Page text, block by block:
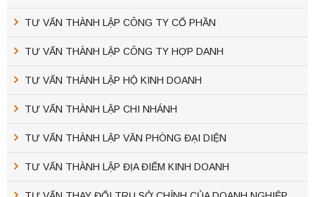
TƯ VẤN THÀNH LẬP CÔNG TY CỔ PHẦN
TƯ VẤN THÀNH LẬP CÔNG TY HỢP DANH
TƯ VẤN THÀNH LẬP HỘ KINH DOANH
TƯ VẤN THÀNH LẬP CHI NHÁNH
TƯ VẤN THÀNH LẬP VĂN PHÒNG ĐẠI DIỆN
TƯ VẤN THÀNH LẬP ĐỊA ĐIỂM KINH DOANH